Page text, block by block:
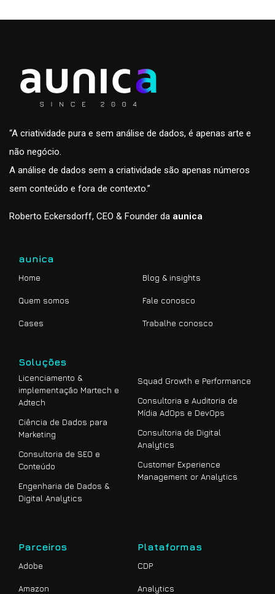
“A criatividade pura e sem análise de dados, é apenas arte e
não negócio.
A análise de dados sem a criatividade são apenas números
sem conteúdo e fora de contexto.”
Roberto Eckersdorff, CEO & Founder da aunica
aunica
Home
Quem somos
Cases
Blog & insights
Fale conosco
Trabalhe conosco
Soluções
Licenciamento &
implementação Martech e
Adtech
Ciência de Dados para
Marketing
Consultoria de SEO e
Conteúdo
Engenharia de Dados &
Digital Analytics
Squad Growth e Performance
Consultoria e Auditoria de
Mídia AdOps e DevOps
Consultoria de Digital
Analytics
Customer Experience
Management or Analytics
Parceiros
Adobe
Amazon
Plataformas
CDP
Analytics